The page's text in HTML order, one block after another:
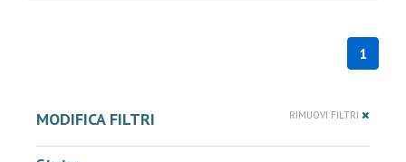
1
MODIFICA FILTRI RIMUOVI FILTRI